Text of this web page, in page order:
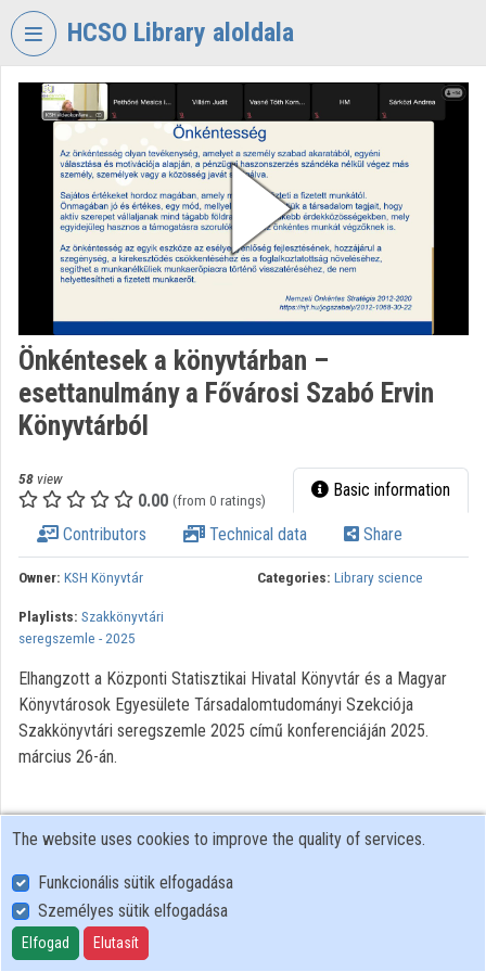
Skip header
HCSO Library aloldala
VIDEOTORIUM
HUNGARIAN
CENTRAL
STATISTICAL
OFFICE
LIBRARY
Organization discovery
Categories
Organization playlists
Organizations
Contributors
Önkéntesek a könyvtárban –
esettanulmány a Fővárosi Szabó Ervin
Könyvtárból
58 view
0.00 (from 0 ratings) Basic information
Contributors Technical data Share
Owner: KSH Könyvtár Categories: Library science
Playlists: Szakkönyvtári
seregszemle - 2025
Elhangzott a Központi Statisztikai Hivatal Könyvtár és a Magyar
Könyvtárosok Egyesülete Társadalomtudományi Szekciója
Szakkönyvtári seregszemle 2025 című konferenciáján 2025.
március 26-án.
User Policy
Adatkezelési tájékoztató (en)
Cookie Policy
The website uses cookies to improve the quality of services.
Funkcionális sütik elfogadása
Személyes sütik elfogadása
Elfogad Elutasít